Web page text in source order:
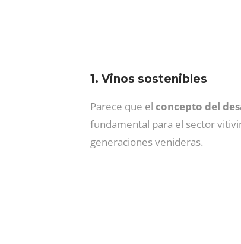
1. Vinos sostenibles
Parece que el concepto del
fundamental para el sector
generaciones venideras.